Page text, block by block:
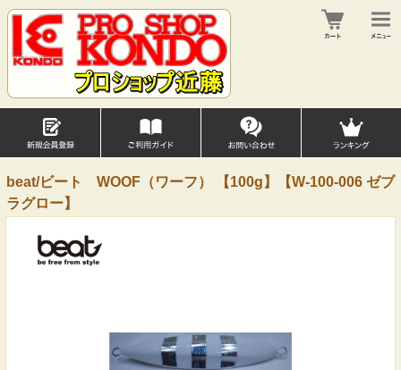
beat/ビート WOOF（ワーフ） 【100g】【W-100-006 ゼブ
ラグロー】